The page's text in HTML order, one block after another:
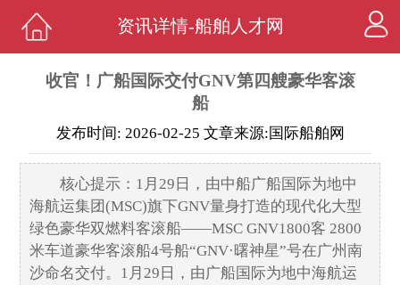
资讯详情-船舶人才网
收官！广船国际交付GNV第四艘豪华客滚
船
发布时间: 2026-02-25 文章来源:国际船舶网
核心提示：1月29日，由中船广船国际为地中
海航运集团(MSC)旗下GNV量身打造的现代化大型
绿色豪华双燃料客滚船——MSC GNV1800客 2800
米车道豪华客滚船4号船“GNV·曙神星”号在广州南
沙命名交付。1月29日，由广船国际为地中海航运